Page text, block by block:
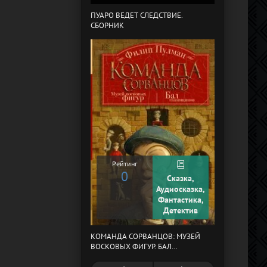
ПУАРО ВЕДЕТ СЛЕДСТВИЕ.
СБОРНИК
Рейтинг
0
Сказка,
Аудиосказка,
Фантастика,
Детектив
КОМАНДА СОРВАНЦОВ: МУЗЕЙ
ВОСКОВЫХ ФИГУР. БАЛ